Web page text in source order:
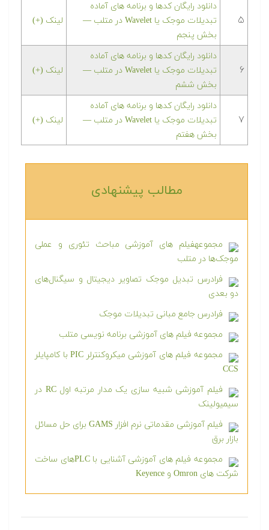
۵
دانلود رایگان کدها و برنامه های آماده
تبدیلات موجک یا Wavelet در متلب‬‬ —
بخش پنجم
لینک (+)
۶
دانلود رایگان کدها و برنامه های آماده
تبدیلات موجک یا Wavelet در متلب‬‬ —
بخش ششم
لینک (+)
۷
دانلود رایگان کدها و برنامه های آماده
تبدیلات موجک یا Wavelet در متلب‬‬ —
بخش هفتم
لینک (+)
مطالب پیشنهادی‎
مجموعهفیلم های آموزشی مباحث تئوری و عملی
موجک‌ها در متلب
فرادرس تبدیل موجک تصاویر دیجیتال و سیگنال‌های
دو بعدی
فرادرس جامع مبانی تبدیلات موجک
مجموعه فیلم های آموزشی برنامه نویسی متلب
مجموعه فیلم های آموزشی میکروکنترلر PIC با کامپایلر
CCS
فیلم آموزشی شبیه سازی یک مدار مرتبه اول RC در
سیمیولینک
فیلم آموزشی مقدماتی نرم افزار GAMS برای حل مسائل
بازار برق
مجموعه فیلم های آموزشی آشنایی با PLCهای ساخت
شرکت های Omron و Keyence